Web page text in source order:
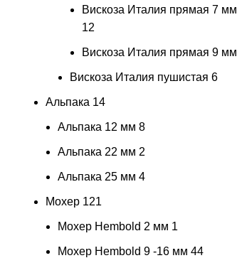
Вискоза Италия прямая 7 мм
12
Вискоза Италия прямая 9 мм
Вискоза Италия пушистая 6
Альпака 14
Альпака 12 мм 8
Альпака 22 мм 2
Альпака 25 мм 4
Мохер 121
Мохер Hembold 2 мм 1
Мохер Hembold 9 -16 мм 44